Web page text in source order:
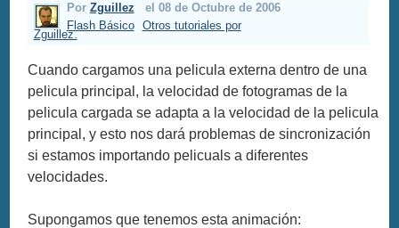
Por Zguillez
el 08 de Octubre de 2006
Flash Básico
Otros tutoriales por
Zguillez.
Cuando cargamos una pelicula externa dentro de una
pelicula principal, la velocidad de fotogramas de la
pelicula cargada se adapta a la velocidad de la pelicula
principal, y esto nos dará problemas de sincronización
si estamos importando pelicuals a diferentes
velocidades.
Supongamos que tenemos esta animación: